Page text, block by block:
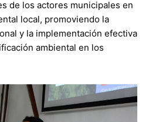
de los actores municipales en
local, promoviendo la
y la implementación efectiva
ambiental en los